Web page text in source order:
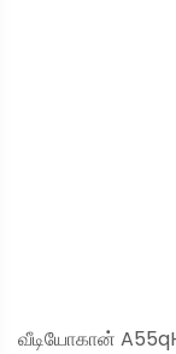
வீடியோகான்